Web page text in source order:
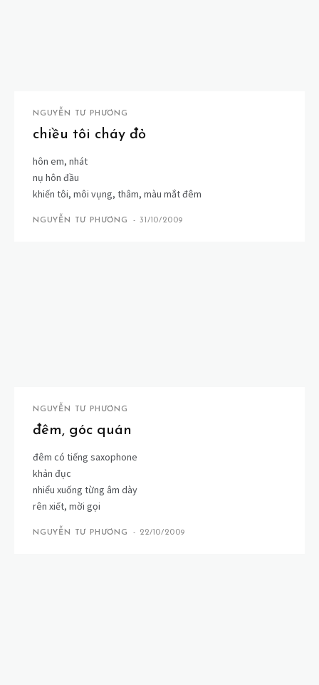
NGUYỄN TƯ PHƯƠNG
chiều tôi cháy đỏ
hôn em, nhát
nụ hôn đầu
khiến tôi, môi vụng, thâm, màu mắt đêm
NGUYỄN TƯ PHƯƠNG - 31/10/2009
NGUYỄN TƯ PHƯƠNG
đêm, góc quán
đêm có tiếng saxophone
khản đục
nhiểu xuống từng âm dày
rên xiết, mời gọi
NGUYỄN TƯ PHƯƠNG - 22/10/2009